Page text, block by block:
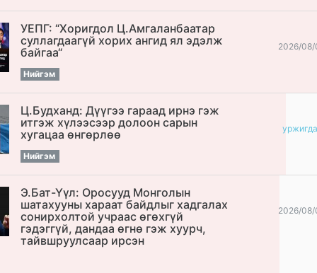
УЕПГ: “Хоригдол Ц.Амгаланбаатар
cуллагдаагүй хорих ангид ял эдэлж
байгаа“
Нийгэм
2026/08/
Ц.Будханд: Дүүгээ гараад ирнэ гэж
итгэж хүлээсээр долоон сарын
хугацаа өнгөрлөө
Нийгэм
Э.Бат-Үүл: Оросууд Монголын
шатахууны хараат байдлыг хадгалах
сонирхолтой учраас өгөхгүй
гэдэггүй, дандаа өгнө гэж хуурч,
тайвшруулсаар ирсэн
2026/08/